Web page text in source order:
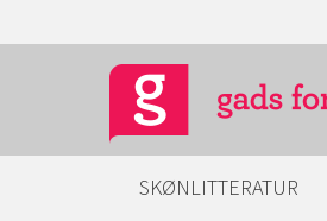
SKØNLITTERATUR